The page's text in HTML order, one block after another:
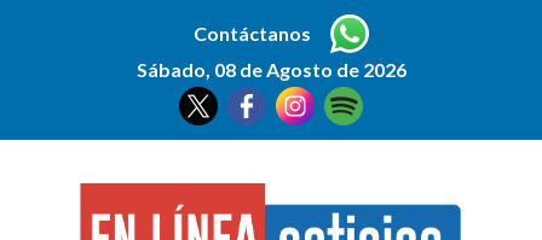
Contáctanos
Sábado, 08 de Agosto de 2026